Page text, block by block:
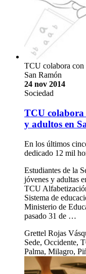
TCU colabora con
San Ramón
24 nov 2014
Sociedad
TCU colabora
y adultos en
En los últimos
dedicado 12 mil
Estudiantes de la
jóvenes y adultas
TCU
Sistema de
Ministerio de
pasado 31 de …
Grettel Rojas
Sede, Occidente,
Palma, Milagro,